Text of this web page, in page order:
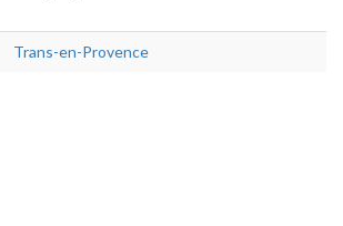
Trans-en-Provence